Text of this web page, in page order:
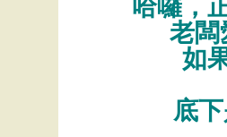
哈囉，
老闆
如
底